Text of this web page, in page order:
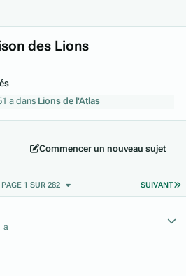
des Lions
1 a dans Lions de l'Atlas
Commencer un nouveau sujet
SUIVANT
PAGE 1 SUR 282
a